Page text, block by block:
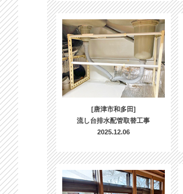
[唐津市和多田]
流し台排水配管取替工事
2025.12.06